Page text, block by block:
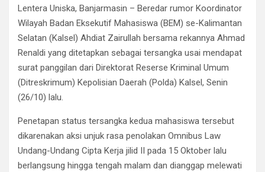
Lentera Uniska, Banjarmasin – Beredar rumor Koordinator
Wilayah Badan Eksekutif Mahasiswa (BEM) se-Kalimantan
Selatan (Kalsel) Ahdiat Zairullah bersama rekannya Ahmad
Renaldi yang ditetapkan sebagai tersangka usai mendapat
surat panggilan dari Direktorat Reserse Kriminal Umum
(Ditreskrimum) Kepolisian Daerah (Polda) Kalsel, Senin
(26/10) lalu.
Penetapan status tersangka kedua mahasiswa tersebut
dikarenakan aksi unjuk rasa penolakan Omnibus Law
Undang-Undang Cipta Kerja jilid II pada 15 Oktober lalu
berlangsung hingga tengah malam dan dianggap melewati